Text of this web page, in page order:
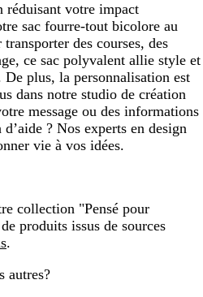
votre impact
sac fourre-tout bicolore au
des courses, des
ce sac polyvalent allie style et
plus, la personnalisation est
dans notre studio de création
message ou des informations
? Nos experts en design
vie à vos idées.
collection "Pensé pour
produits issus de sources
.
autres?